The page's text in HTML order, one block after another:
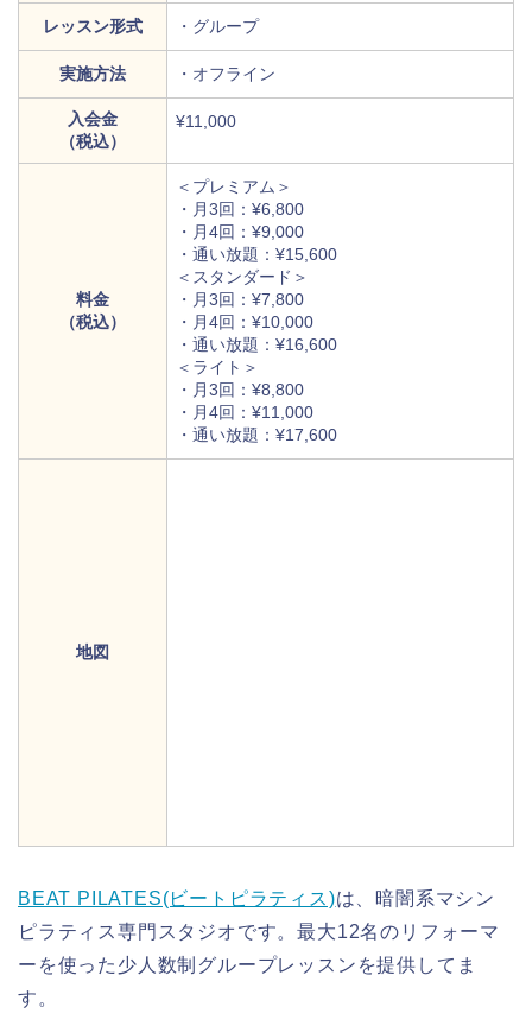
レッスン形式 ・グループ
実施方法 ・オフライン
入会金
（税込）
¥11,000
料金
（税込）
＜プレミアム＞
・月3回：¥6,800
・月4回：¥9,000
・通い放題：¥15,600
＜スタンダード＞
・月3回：¥7,800
・月4回：¥10,000
・通い放題：¥16,600
＜ライト＞
・月3回：¥8,800
・月4回：¥11,000
・通い放題：¥17,600
地図
BEAT PILATES(ビートピラティス)は、暗闇系マシン
ピラティス専門スタジオです。最大12名のリフォーマ
ーを使った少人数制グループレッスンを提供してま
す。